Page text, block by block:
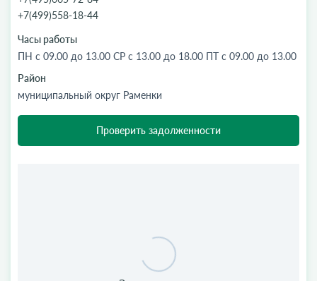
+7(499)558-18-44
Часы работы
ПН с 09.00 до 13.00 СР с 13.00 до 18.00 ПТ с 09.00 до 13.00
Район
муниципальный округ Раменки
Проверить задолженности